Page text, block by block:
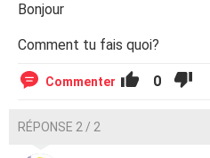
Bonjour
Comment tu fais quoi?
Commenter 0
RÉPONSE 2 / 2